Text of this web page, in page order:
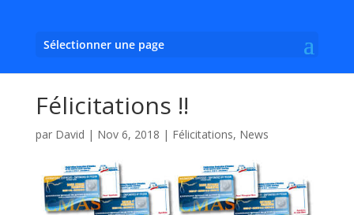
Sélectionner une page
Félicitations !!
par David | Nov 6, 2018 | Félicitations, News